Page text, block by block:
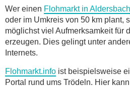
Wer einen Flohmarkt in Aldersbach
oder im Umkreis von 50 km plant,
möglichst viel Aufmerksamkeit für
erzeugen. Dies gelingt unter
Internets.
Flohmarkt.info ist beispielsweise
Portal rund ums Trödeln. Hier